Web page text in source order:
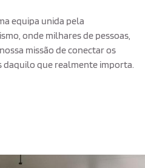
equipa unida pela
onde milhares de pessoas,
missão de conectar os
daquilo que realmente importa.